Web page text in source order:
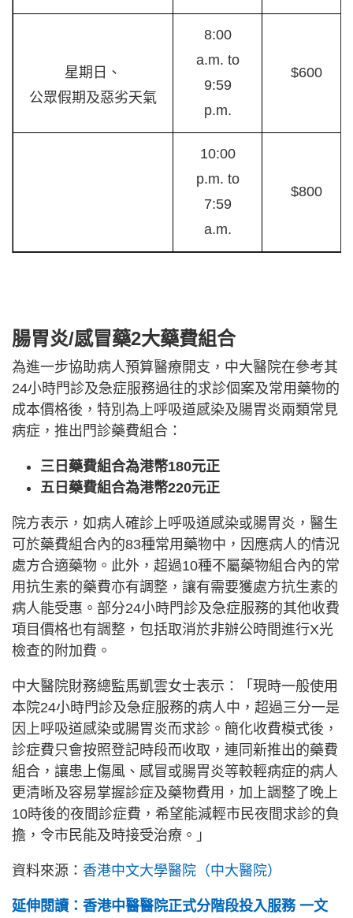
星期日、
公眾假期及惡劣天氣
8:00
a.m. to
9:59
p.m.
$600
10:00
p.m. to
7:59
a.m.
$800
腸胃炎/感冒藥2大藥費組合
為進一步協助病人預算醫療開支，中大醫院在參考其
24小時門診及急症服務過往的求診個案及常用藥物的
成本價格後，特別為上呼吸道感染及腸胃炎兩類常見
病症，推出門診藥費組合：
三日藥費組合為港幣180元正
五日藥費組合為港幣220元正
院方表示，如病人確診上呼吸道感染或腸胃炎，醫生
可於藥費組合內的83種常用藥物中，因應病人的情況
處方合適藥物。此外，超過10種不屬藥物組合內的常
用抗生素的藥費亦有調整，讓有需要獲處方抗生素的
病人能受惠。部分24小時門診及急症服務的其他收費
項目價格也有調整，包括取消於非辦公時間進行X光
檢查的附加費。
中大醫院財務總監馬凱雲女士表示：「現時一般使用
本院24小時門診及急症服務的病人中，超過三分一是
因上呼吸道感染或腸胃炎而求診。簡化收費模式後，
診症費只會按照登記時段而收取，連同新推出的藥費
組合，讓患上傷風、感冒或腸胃炎等較輕病症的病人
更清晰及容易掌握診症及藥物費用，加上調整了晚上
10時後的夜間診症費，希望能減輕市民夜間求診的負
擔，令市民能及時接受治療。」
資料來源： 香港中文大學醫院（中大醫院）
延伸閱讀：香港中醫醫院正式分階段投入服務 一文